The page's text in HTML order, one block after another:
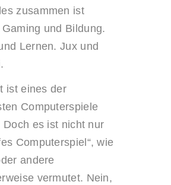
zusammen ist
und Bildung.
Lernen. Jux und
ist eines der
Computerspiele
Doch es ist nicht nur
Computerspiel“, wie
andere
vermutet. Nein,